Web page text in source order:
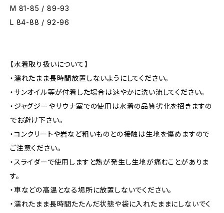
M 81-85 / 89-93
L 84-88 / 92-96
【水着取り扱いについて】
・濡れたまま長時間放置しないようにしてください。
・サンオイル等が付着した場合は速やかに洗い流してください。
・ジャグジーやサウナ室での使用は水着の品質劣化を招きますの
でお避け下さい。
・コンクリートや岩など粗いものとの接触は生地を傷めますので
ご注意ください。
・スライダーで使用しますと熱が発生し生地が痛むことがありま
す。
・車などの高温となる場所に放置しないでください。
・濡れたまま長時間たたんだ状態や袋に入れたままにしないでく